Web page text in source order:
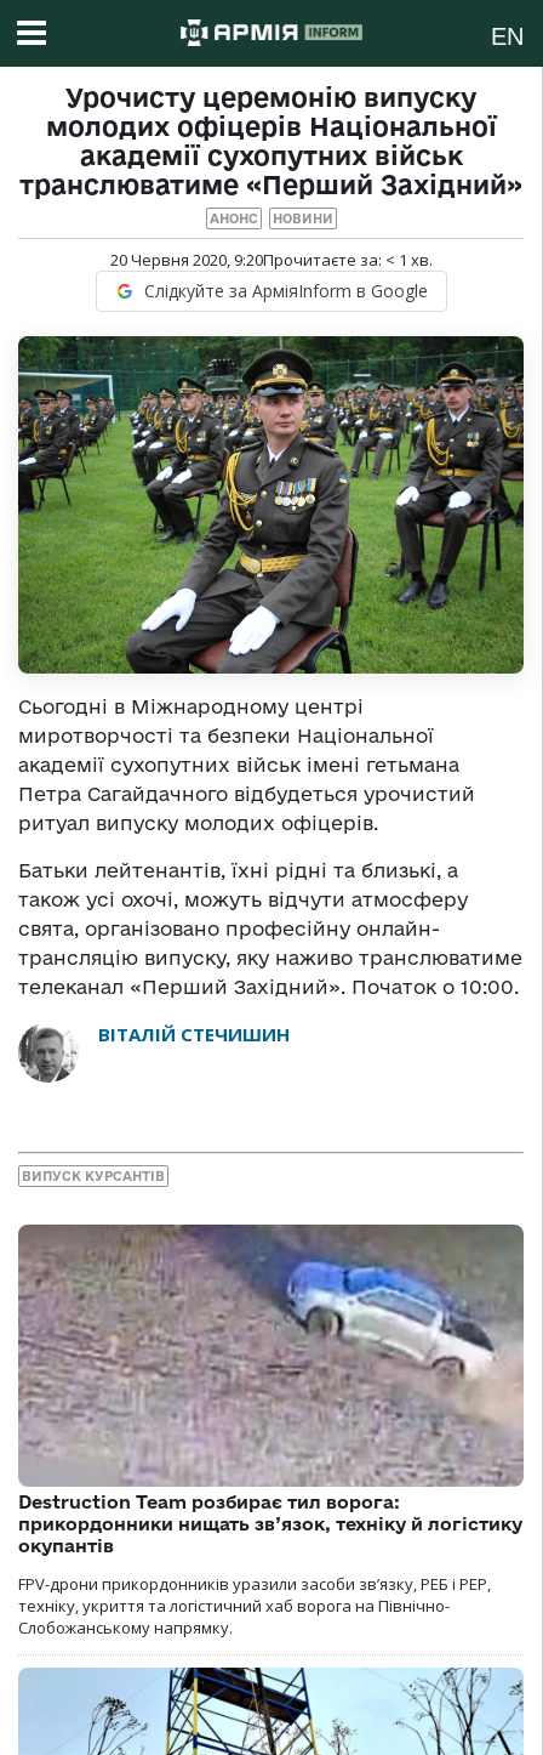
EN
Урочисту церемонію випуску
молодих офіцерів Національної
академії сухопутних військ
транслюватиме «Перший Західний»
АНОНС НОВИНИ
20 Червня 2020, 9:20Прочитаєте за: < 1 хв.
Слідкуйте за АрміяInform в Google
Сьогодні в Міжнародному центрі
миротворчості та безпеки Національної
академії сухопутних військ імені гетьмана
Петра Сагайдачного відбудеться урочистий
ритуал випуску молодих офіцерів.
Батьки лейтенантів, їхні рідні та близькі, а
також усі охочі, можуть відчути атмосферу
свята, організовано професійну онлайн-
трансляцію випуску, яку наживо транслюватиме
телеканал «Перший Західний». Початок о 10:00.
ВІТАЛІЙ СТЕЧИШИН
ВИПУСК КУРСАНТІВ
Destruction Team розбирає тил ворога:
прикордонники нищать зв’язок, техніку й логістику
окупантів
FPV-дрони прикордонників уразили засоби зв’язку, РЕБ і РЕР,
техніку, укриття та логістичний хаб ворога на Північно-
Слобожанському напрямку.